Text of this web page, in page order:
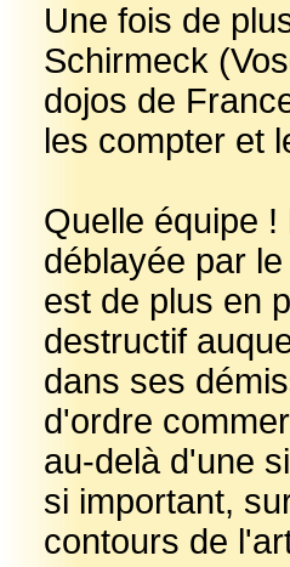
Une fois de
Schirmeck
dojos de
les compter et
Quelle équipe
déblayée par
est de plus en
destructif
dans ses
d'ordre
au-delà d'une
si important,
contours de